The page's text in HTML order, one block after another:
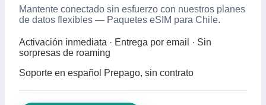
Mantente conectado sin esfuerzo con nuestros planes
de datos flexibles — Paquetes eSIM para Chile.
Activación inmediata · Entrega por email · Sin
sorpresas de roaming
Soporte en español Prepago, sin contrato